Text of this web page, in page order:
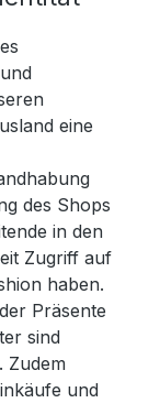
eine
des Shops
in den
Zugriff auf
haben.
Präsente
sind
Zudem
und